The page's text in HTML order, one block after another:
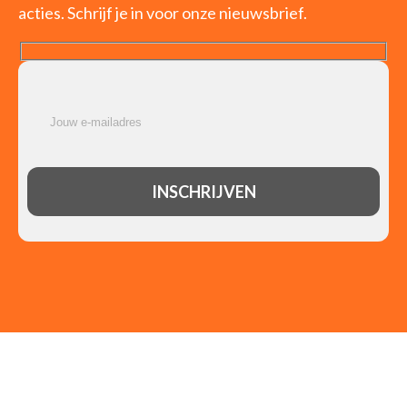
acties. Schrijf je in voor onze nieuwsbrief.